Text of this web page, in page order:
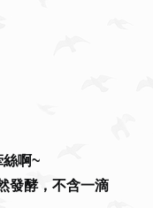
絲啊~
發酵，不含一滴